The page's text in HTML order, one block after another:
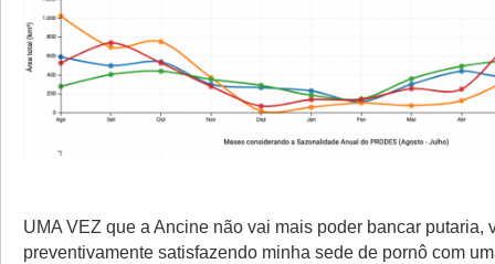
UMA VEZ que a Ancine não vai mais poder bancar putaria,
preventivamente satisfazendo minha sede de pornô com